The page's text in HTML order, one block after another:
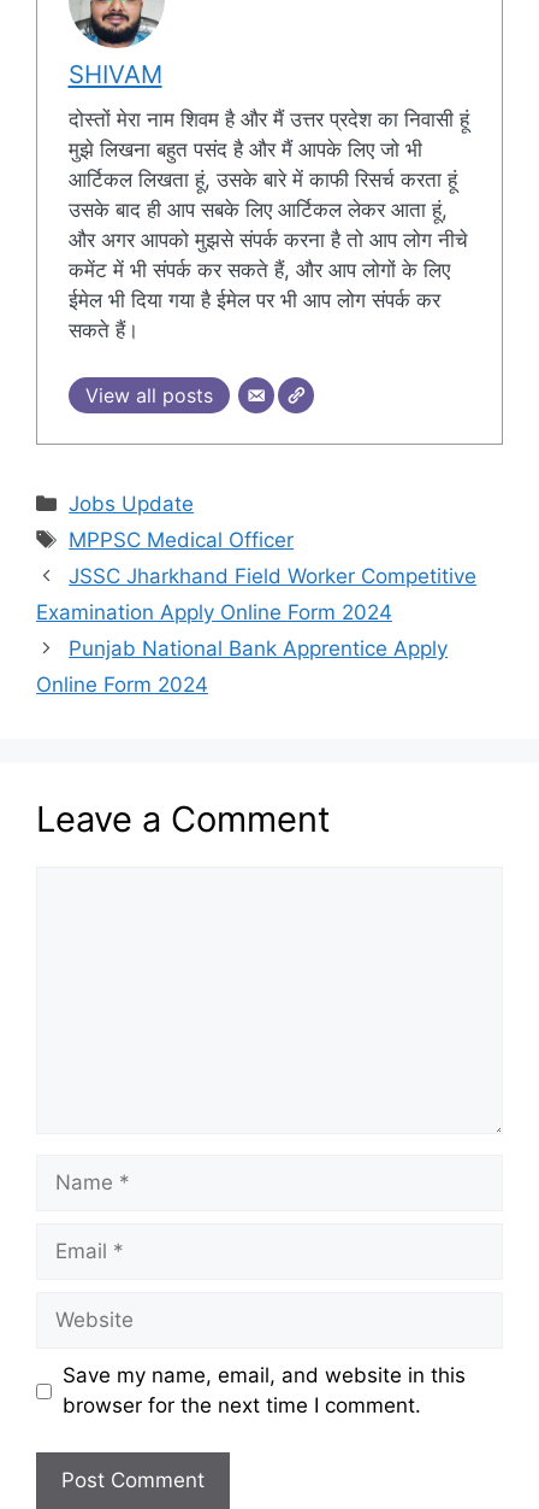
SHIVAM
दोस्तों मेरा नाम शिवम है और मैं उत्तर प्रदेश का निवासी हूं
मुझे लिखना बहुत पसंद है और मैं आपके लिए जो भी
आर्टिकल लिखता हूं, उसके बारे में काफी रिसर्च करता हूं
उसके बाद ही आप सबके लिए आर्टिकल लेकर आता हूं,
और अगर आपको मुझसे संपर्क करना है तो आप लोग नीचे
कमेंट में भी संपर्क कर सकते हैं, और आप लोगों के लिए
ईमेल भी दिया गया है ईमेल पर भी आप लोग संपर्क कर
सकते हैं।
View all posts
Categories
Jobs Update
Tags
MPPSC Medical Officer
JSSC Jharkhand Field Worker Competitive
Examination Apply Online Form 2024
Punjab National Bank Apprentice Apply
Online Form 2024
Leave a Comment
Name
Email
Website
Save my name, email, and website in this
browser for the next time I comment.